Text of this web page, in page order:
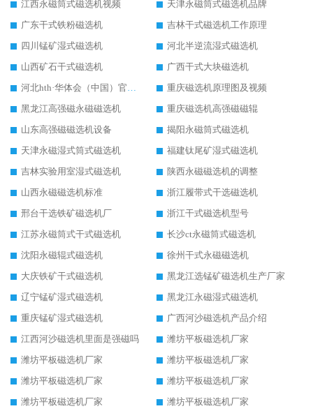
江西永磁筒式磁选机视频
天津永磁筒式磁选机品牌
广东干式铁粉磁选机
吉林干式磁选机工作原理
四川锰矿湿式磁选机
河北半逆流湿式磁选机
山西矿石干式磁选机
广西干式大块磁选机
河北hth·华体会（中国）官方网站-hth.com 工作视频
重庆磁选机原理图及视频
黑龙江高强磁永磁磁选机
重庆磁选机高强磁磁辊
山东高强磁磁选机设备
揭阳永磁筒式磁选机
天津永磁湿式筒式磁选机
福建钛尾矿湿式磁选机
吉林实验用室湿式磁选机
陕西永磁磁选机的调整
山西永磁磁选机标准
浙江履带式干选磁选机
邢台干选铁矿磁选机厂
浙江干式磁选机型号
江苏永磁筒式干式磁选机
长沙ct永磁筒式磁选机
沈阳永磁辊式磁选机
徐州干式永磁磁选机
大庆铁矿干式磁选机
黑龙江选锰矿磁选机生产厂家
辽宁锰矿湿式磁选机
黑龙江永磁湿式磁选机
重庆锰矿湿式磁选机
广西河沙磁选机产品介绍
江西河沙磁选机里面是强磁吗
潍坊平板磁选机厂家
潍坊平板磁选机厂家
潍坊平板磁选机厂家
潍坊平板磁选机厂家
潍坊平板磁选机厂家
潍坊平板磁选机厂家
潍坊平板磁选机厂家